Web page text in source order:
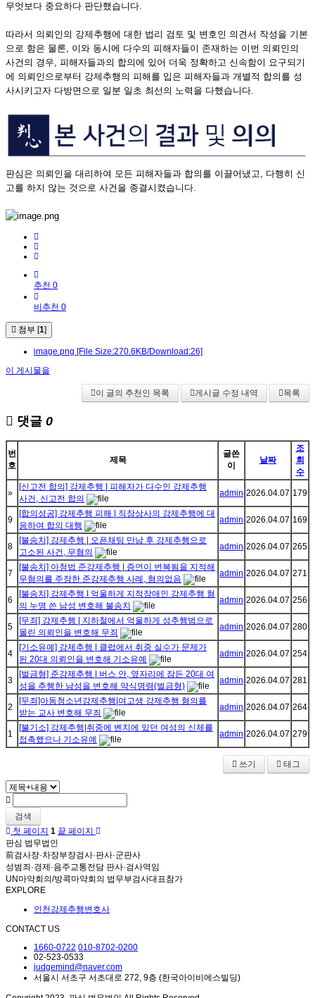
무엇보다 중요하다 판단했습니다.
따라서 의뢰인의 강제추행에 대한 법리 검토 및 변호인 의견서 작성을 기본
으로 함은 물론, 이와 동시에 다수의 피해자들이 존재하는 이번 의뢰인의
사건의 경우, 피해자들과의 합의에 있어 더욱 정확하고 신속함이 요구되기
에 의뢰인으로부터 강제추행의 피해를 입은 피해자들과 개별적 합의를 성
사시키고자 다방면으로 일분 일초 최선의 노력을 다했습니다.
판심은 의뢰인을 대리하여 모든 피해자들과 합의를 이끌어냈고, 다행히 신
고를 하지 않는 것으로 사건을 종결시켰습니다.
추천 0
비추천 0
첨부 [1]
image.png [File Size:270.6KB/Download:26]
이 게시물을
이 글의 추천인 목록 게시글 수정 내역 목록
댓글 0
번
호
제목
글쓴
이
날짜
조
회
수
»
[신고전 합의] 강제추행 | 피해자가 다수인 강제추행
사건, 신고전 합의
admin 2026.04.07 179
9
[합의성공] 강제추행 피해 | 직장상사의 강제추행에 대
응하여 합의 대행
admin 2026.04.07 169
8
[불송치] 강제추행 | 오픈채팅 만남 후 강제추행으로
고소된 사건, 무혐의
admin 2026.04.07 265
7
[불송치] 아청법 준강제추행 | 증언이 번복됨을 지적해
무혐의를 주장한 준강제추행 사례, 혐의없음
admin 2026.04.07 271
6
[불송치] 강제추행 I 억울하게 지적장애인 강제추행 혐
의 누명 쓴 남성 변호해 불송치
admin 2026.04.07 256
5
[무죄] 강제추행 | 지하철에서 억울하게 성추행범으로
몰린 의뢰인을 변호해 무죄
admin 2026.04.07 280
4
[기소유예] 강제추행 | 클럽에서 취중 실수가 문제가
된 20대 의뢰인을 변호해 기소유예
admin 2026.04.07 254
3
[벌금형] 준강제추행 | 버스 안, 옆자리에 잠든 20대 여
성을 추행한 남성을 변호해 약식명령(벌금형)
admin 2026.04.07 281
2
[무죄]아동청소년강제추행|여고생 강제추행 혐의를
받는 교사 변호해 무죄
admin 2026.04.07 264
1
[불기소] 강제추행|취중에 벤치에 있던 여성의 신체를
접촉했으나 기소유예
admin 2026.04.07 279
쓰기 태그
검색
첫 페이지 1 끝 페이지
판심 법무법인
前검사장·차장부장검사·판사·군판사
성범죄·경제·음주교통전담 판사·검사역임
UN마약회의/방콕마약회의 법무부검사대표참가
EXPLORE
인천강제추행변호사
CONTACT US
1660-0722 010-8702-0200
02-523-0533
judgemind@naver.com
서울시 서초구 서초대로 272, 9층 (한국아이비에스빌딩)